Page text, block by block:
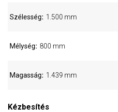
Szélesség 1.500 mm
Mélység 800 mm
Magasság 1.439 mm
Kézbesítés